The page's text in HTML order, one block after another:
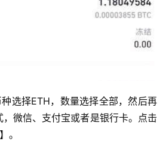
种选择ETH，数量选择全部，然后再
微信、支付宝或者是银行卡。点击
。